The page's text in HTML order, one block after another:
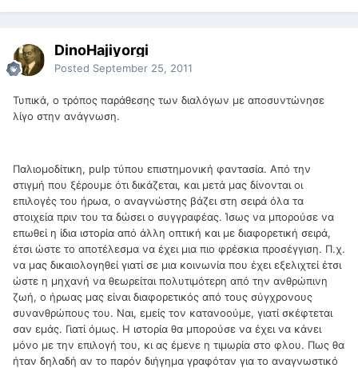
DinoHajiyorgi
Posted September 25, 2011
Τυπικά, ο τρόπος παράθεσης των διαλόγων με αποσυντώνησε
λίγο στην ανάγνωση.
Παλιομοδίτικη, pulp τύπου επιστημονική φαντασία. Από την
στιγμή που ξέρουμε ότι δικάζεται, και μετά μας δίνονται οι
επιλογές του ήρωα, ο αναγνώστης βάζει στη σειρά όλα τα
στοιχεία πριν του τα δώσει ο συγγραφέας. Ίσως να μπορούσε να
επωθεί η ίδια ιστορία από άλλη οπτική και με διαφορετική σειρά,
έτσι ώστε το αποτέλεσμα να έχει μια πιο φρέσκια προσέγγιση. Π.χ.
να μας δικαιολογηθεί γιατί σε μια κοινωνία που έχει εξελιχτεί έτσι
ώστε η μηχανή να θεωρείται πολυτιμότερη από την ανθρώπινη
ζωή, ο ήρωας μας είναι διαφορετικός από τους σύγχρονους
συνανθρώπους του. Ναι, εμείς τον κατανοούμε, γιατί σκέφτεται
σαν εμάς. Γιατί όμως. Η ιστορία θα μπορούσε να έχει να κάνει
μόνο με την επιλογή του, κι ας έμενε η τιμωρία στο φλου. Πως θα
ήταν δηλαδή αν το παρόν διήγημα γραφόταν για το αναγνωστικό